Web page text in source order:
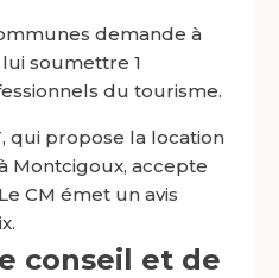
demande à
soumettre 1
du tourisme.
qui propose la location
Montcigoux, accepte
CM émet un avis
conseil et de